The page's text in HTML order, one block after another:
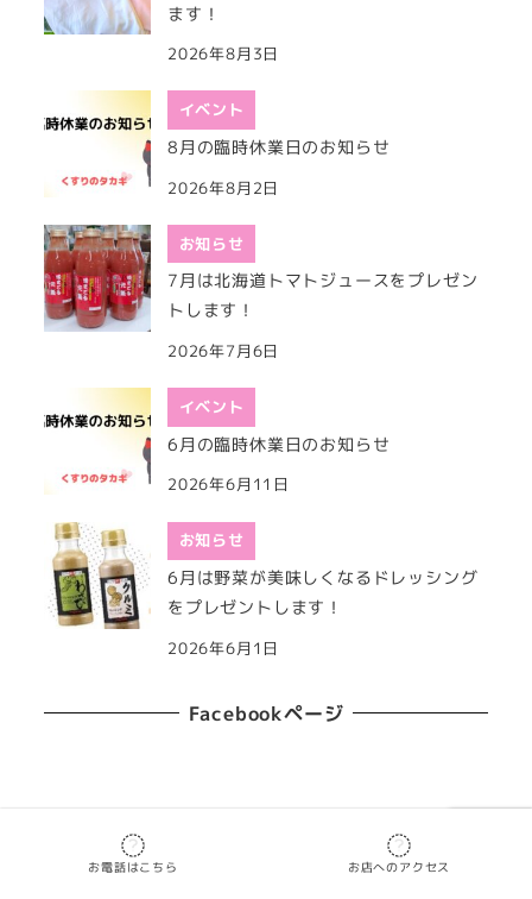
ます！
2026年8月3日
イベント
8月の臨時休業日のお知らせ
2026年8月2日
お知らせ
7月は北海道トマトジュースをプレゼン
トします！
2026年7月6日
イベント
6月の臨時休業日のお知らせ
2026年6月11日
お知らせ
6月は野菜が美味しくなるドレッシング
をプレゼントします！
2026年6月1日
Facebookページ
Copyright 2019 くすりのタカギ
お電話はこちら お店へのアクセス